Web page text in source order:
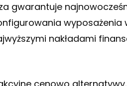
gwarantuje
wyposażenia
nakładami